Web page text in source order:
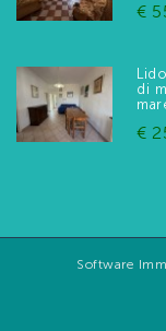
€
di
€
Software